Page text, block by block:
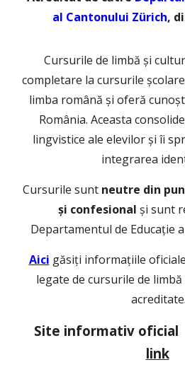
al Cantonului Zürich,
Cursurile de limbă și
completare la cursurile
limba română și oferă
România. Aceasta
lingvistice ale elevilor și îi
integrarea
Cursurile sunt neutre din
și confesional și sunt
Departamentul de Educație
Aici găsiți informațiile
legate de cursurile de
acreditate.
Site informativ oficial
link